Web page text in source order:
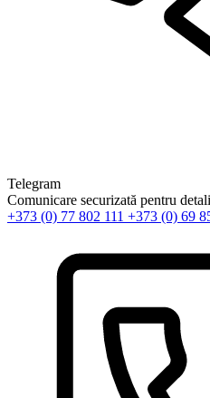
Telegram
Comunicare securizată pentru
+373 (0) 77 802 111 +373 (0) 69